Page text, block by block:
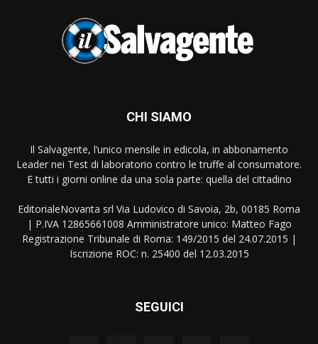
CHI SIAMO
Il Salvagente, l’unico mensile in edicola, in abbonamento
Leader nei Test di laboratorio contro le truffe al consumatore.
E tutti i giorni online da una sola parte: quella del cittadino
EditorialeNovanta srl Via Ludovico di Savoia, 2b, 00185 Roma
| P.IVA 12865661008 Amministratore unico: Matteo Fago
Registrazione Tribunale di Roma: 149/2015 del 24.07.2015 |
Iscrizione ROC: n. 25400 del 12.03.2015
SEGUICI